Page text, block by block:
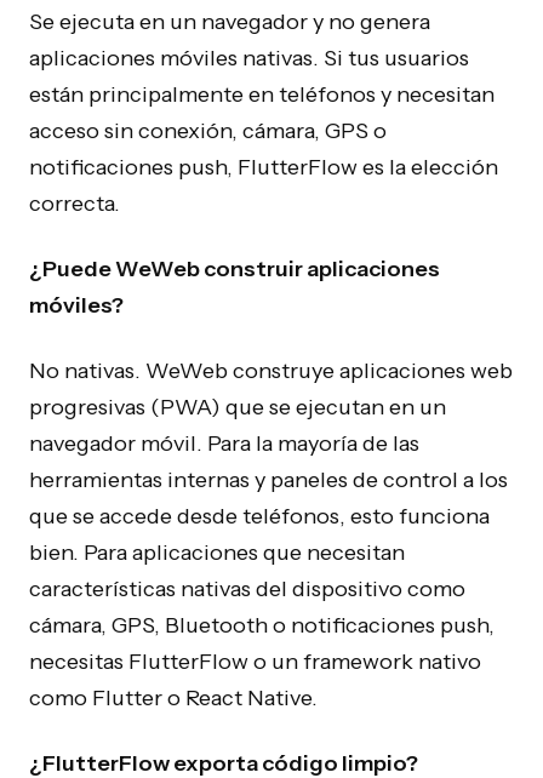
Se ejecuta en un navegador y no genera
aplicaciones móviles nativas. Si tus usuarios
están principalmente en teléfonos y necesitan
acceso sin conexión, cámara, GPS o
notificaciones push, FlutterFlow es la elección
correcta.
¿Puede WeWeb construir aplicaciones
móviles?
No nativas. WeWeb construye aplicaciones web
progresivas (PWA) que se ejecutan en un
navegador móvil. Para la mayoría de las
herramientas internas y paneles de control a los
que se accede desde teléfonos, esto funciona
bien. Para aplicaciones que necesitan
características nativas del dispositivo como
cámara, GPS, Bluetooth o notificaciones push,
necesitas FlutterFlow o un framework nativo
como Flutter o React Native.
¿FlutterFlow exporta código limpio?